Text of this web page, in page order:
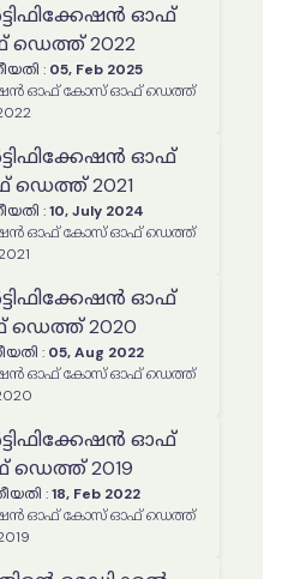
ഓഫ്
2022
: 05, Feb 2025
ഓഫ് കോസ് ഓഫ് ഡെത്ത്
ഓഫ്
2021
: 10, July 2024
ഓഫ് കോസ് ഓഫ് ഡെത്ത്
ഓഫ്
2020
: 05, Aug 2022
ഓഫ് കോസ് ഓഫ് ഡെത്ത്
ഓഫ്
2019
:18, Feb 2022
ഓഫ് കോസ് ഓഫ് ഡെത്ത്